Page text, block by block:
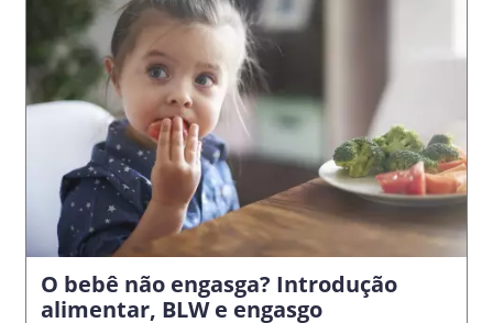
O bebê não engasga? Introdução
alimentar, BLW e engasgo